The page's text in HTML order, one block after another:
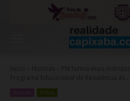
Polícia